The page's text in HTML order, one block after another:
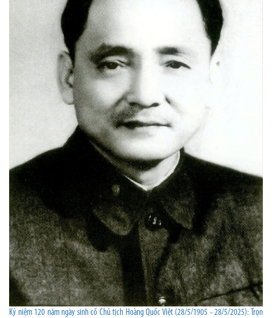
Kỷ niệm 120 năm ngày sinh cố Chủ tịch Hoàng Quốc Việt (28/5/1905 - 28/5/2025): Trọn